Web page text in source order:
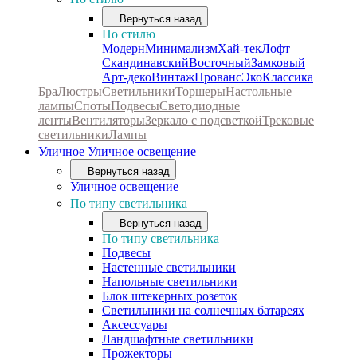
Вернуться назад
По стилю
МодернМинимализмХай-текЛофт
СкандинавскийВосточныйЗамковый
Арт-декоВинтажПровансЭкоКлассика
БраЛюстрыСветильникиТоршерыНастольные
лампыСпотыПодвесыСветодиодные
лентыВентиляторыЗеркало с подсветкойТрековые
светильникиЛампы
Уличное Уличное освещение
Вернуться назад
Уличное освещение
По типу светильника
Вернуться назад
По типу светильника
Подвесы
Настенные светильники
Напольные светильники
Блок штекерных розеток
Светильники на солнечных батареях
Аксессуары
Ландшафтные светильники
Прожекторы